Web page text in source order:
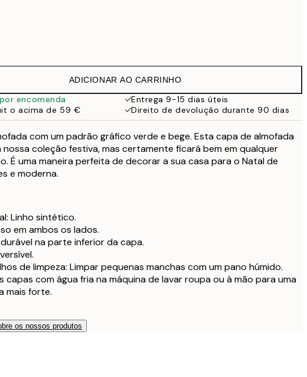
cm
cm
cm com enchimento
cm com enchimento
ADICIONAR AO CARRINHO
encomenda
Entrega 9-15 dias úteis
o acima de 59 €
Direito de devolução durante 90 dias
com um padrão gráfico verde e bege. Esta capa de almofada
coleção festiva, mas certamente ficará bem em qualquer
É uma maneira perfeita de decorar a sua casa para o Natal de
e moderna.
Linho sintético.
em ambos os lados.
na parte inferior da capa.
de limpeza: Limpar pequenas manchas com um pano húmido.
capas com água fria na máquina de lavar roupa ou à mão para uma
mais forte.
os nossos produtos